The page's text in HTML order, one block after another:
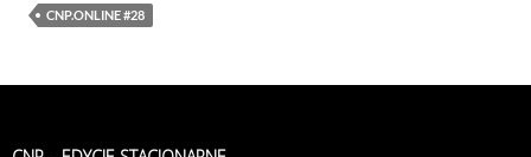
CNP.ONLINE #28